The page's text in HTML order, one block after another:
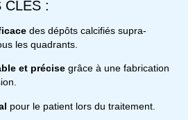
CLÉS :
des dépôts calcifiés supra-
les quadrants.
et précise grâce à une fabrication
pour le patient lors du traitement.